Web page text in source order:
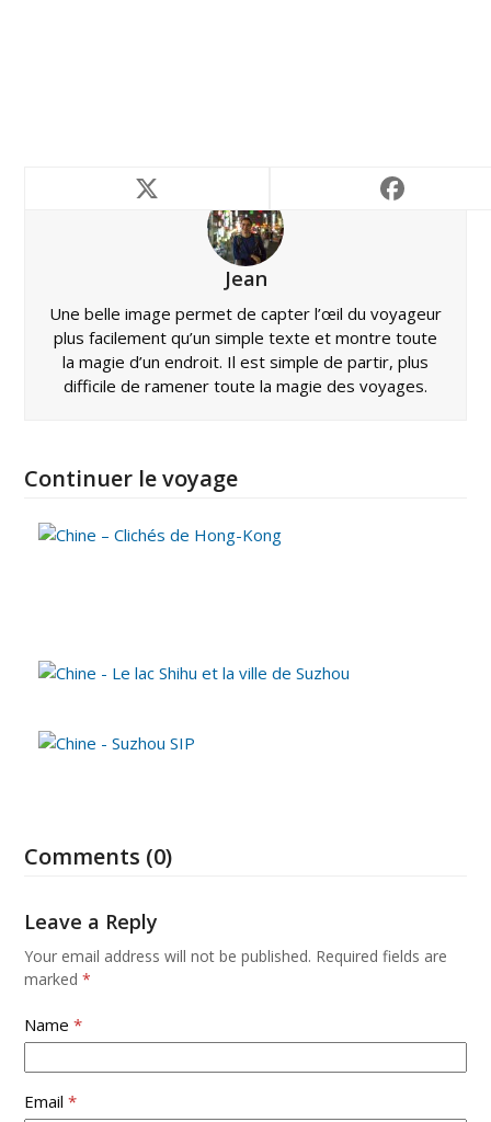
Jean
Une belle image permet de capter l’œil du voyageur
plus facilement qu’un simple texte et montre toute
la magie d’un endroit. Il est simple de partir, plus
difficile de ramener toute la magie des voyages.
Continuer le voyage
Comments (0)
Leave a Reply
Your email address will not be published. Required fields are
marked*
Name*
Email*